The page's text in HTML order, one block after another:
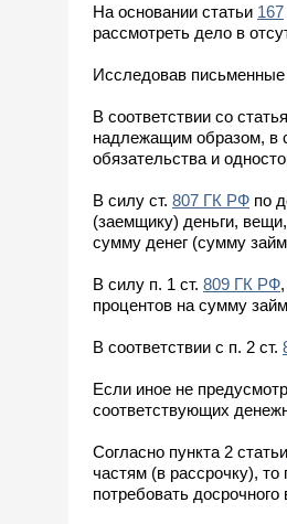
На основании статьи 167
рассмотреть дело в
Исследовав
В соответствии со
надлежащим образом, в
обязательства и
В силу ст. 807 ГК РФ по
(заемщику) деньги,
сумму денег (сумму
В силу п. 1 ст. 809 ГК РФ
процентов на сумму
В соответствии с п. 2 ст.
Если иное не
соответствующих
Согласно пункта 2 статьи
частям (в рассрочку),
потребовать